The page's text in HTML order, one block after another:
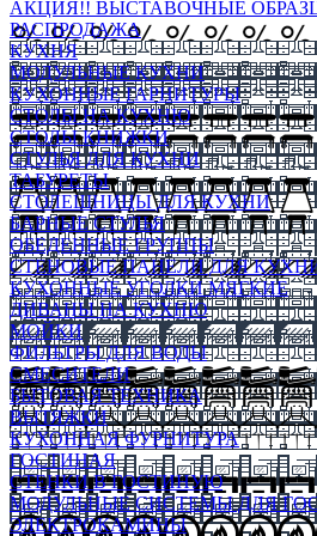
АКЦИЯ!! ВЫСТАВОЧНЫЕ
РАСПРОДАЖА
КУХНЯ
МОДУЛЬНЫЕ КУХНИ
КУХОННЫЕ ГАРНИТУРЫ
СТОЛЫ НА КУХНЮ
СТОЛЫ КНИЖКИ
СТУЛЬЯ ДЛЯ КУХНИ
ТАБУРЕТЫ
СТОЛЕШНИЦЫ ДЛЯ КУХНИ
БАРНЫЕ СТУЛЬЯ
ОБЕДЕННЫЕ ГРУППЫ
СТЕНОВЫЕ ПАНЕЛИ ДЛЯ
КУХОННЫЕ УГОЛКИ МЯГКИЕ
ДИВАНЫ НА КУХНЮ
МОЙКИ
ФИЛЬТРЫ ДЛЯ ВОДЫ
СМЕСИТЕЛИ
БЫТОВАЯ ТЕХНИКА
ВЫТЯЖКИ
КУХОННАЯ ФУРНИТУРА
ГОСТИНАЯ
СТЕНКИ В ГОСТИНУЮ
МОДУЛЬНЫЕ СИСТЕМЫ ДЛЯ
ЭЛЕКТРОКАМИНЫ